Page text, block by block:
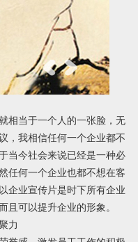
相当于一个人的一张脸，无
，我相信任何一个企业都不
当今社会来说已经是一种必
任何一个企业也都不想在客
企业宣传片是时下所有企业
且可以提升企业的形象。
力